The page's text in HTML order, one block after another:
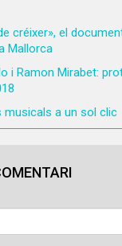
créixer», el
Mallorca
i Ramon Mirabet:
musicals a un sol clic